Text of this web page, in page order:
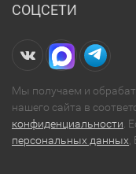
СОЦСЕТИ
Мы получаем и
нашего сайта в
конфиденциальности .
персональных данных